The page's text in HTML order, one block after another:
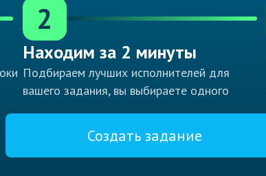
2
Находим за 2 минуты
Подбираем лучших исполнителей для
вашего задания, вы выбираете одного
Создать задание